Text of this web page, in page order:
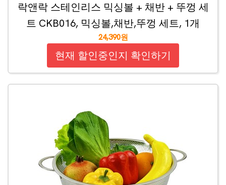
락앤락 스테인리스 믹싱볼 + 채반 + 뚜껑 세
트 CKB016, 믹싱볼,채반,뚜껑 세트, 1개
24,390원
현재 할인중인지 확인하기